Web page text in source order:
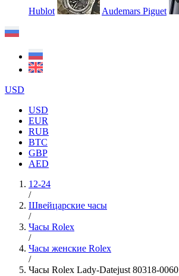
Hublot Audemars Piguet
USD
USD
EUR
RUB
BTC
GBP
AED
12-24
/
Швейцарские часы
/
Часы Rolex
/
Часы женские Rolex
/
Часы Rolex Lady-Datejust 80318-0060